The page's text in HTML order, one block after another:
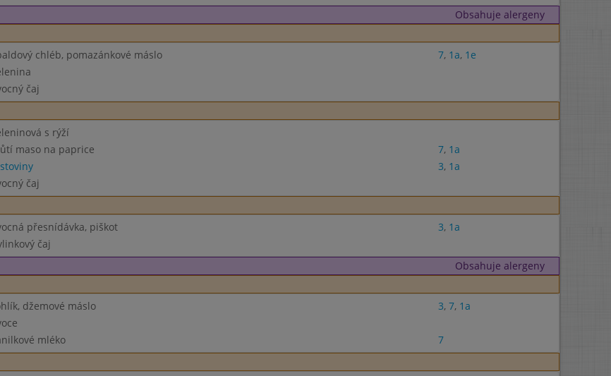
Obsahuje alergeny
chléb, pomazánkové máslo 7, 1a, 1e
čaj
s rýží
maso na paprice 7, 1a
3, 1a
čaj
přesnídávka, piškot 3, 1a
čaj
Obsahuje alergeny
džemové máslo 3, 7, 1a
mléko
7